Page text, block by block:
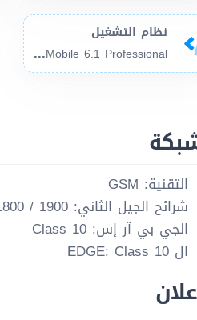
نظام التشغيل
Mic
rosoft Windows Mobile 6.1 Professional
التقنية: GSM
شرائح الجيل الثاني: GSM 900 / 1800 / 1900
الجي بي آر إس: Class 10
ال EDGE: Class 10